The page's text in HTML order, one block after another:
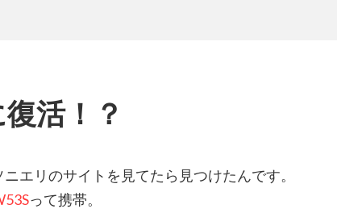
活！？
エリのサイトを見てたら見つけたんです。
って携帯。